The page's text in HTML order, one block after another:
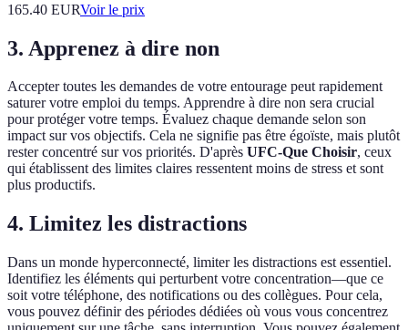
165.40 EURVoir le prix
3. Apprenez à dire non
Accepter toutes les demandes de votre entourage peut rapidement
saturer votre emploi du temps. Apprendre à dire non sera crucial
pour protéger votre temps. Évaluez chaque demande selon son
impact sur vos objectifs. Cela ne signifie pas être égoïste, mais plutôt
rester concentré sur vos priorités. D'après UFC-Que Choisir, ceux
qui établissent des limites claires ressentent moins de stress et sont
plus productifs.
4. Limitez les distractions
Dans un monde hyperconnecté, limiter les distractions est essentiel.
Identifiez les éléments qui perturbent votre concentration—que ce
soit votre téléphone, des notifications ou des collègues. Pour cela,
vous pouvez définir des périodes dédiées où vous vous concentrez